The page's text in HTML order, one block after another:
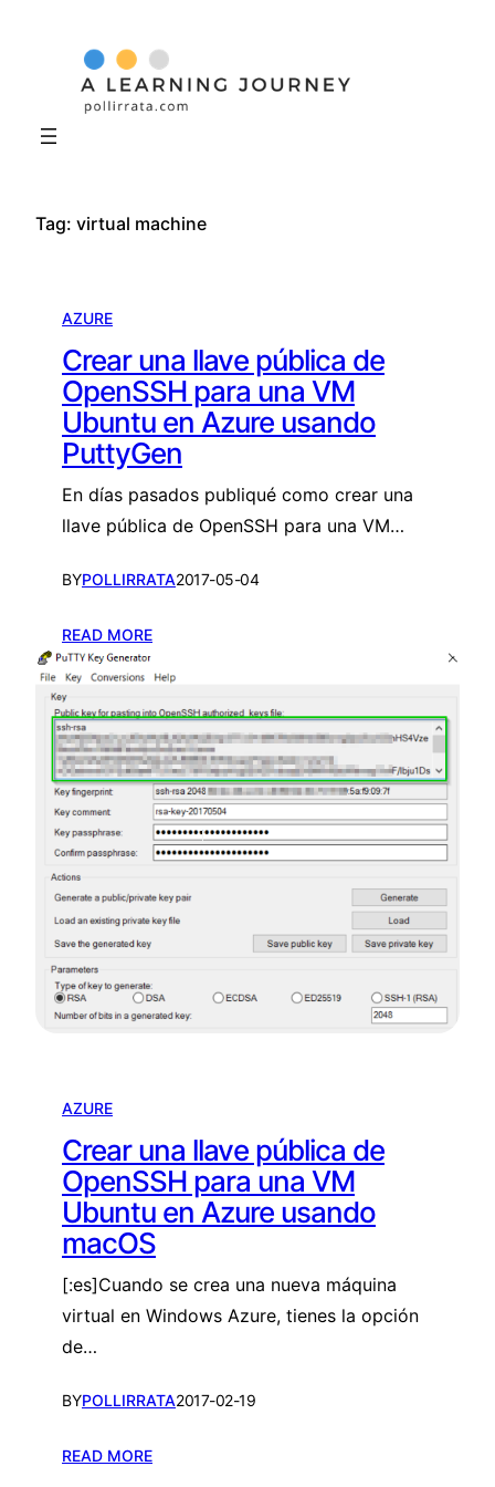
Tag: virtual machine
AZURE
Crear una llave pública de
OpenSSH para una VM
Ubuntu en Azure usando
PuttyGen
En días pasados publiqué como crear una
llave pública de OpenSSH para una VM…
BYPOLLIRRATA2017-05-04
READ MORE:
r
e
a
r
u
n
a
l
a
p
a
d
e
O
e
n
H
a
AZURE
Crear una llave pública de
OpenSSH para una VM
Ubuntu en Azure usando
macOS
[:es]Cuando se crea una nueva máquina
virtual en Windows Azure, tienes la opción
de…
BYPOLLIRRATA2017-02-19
READ MORE: